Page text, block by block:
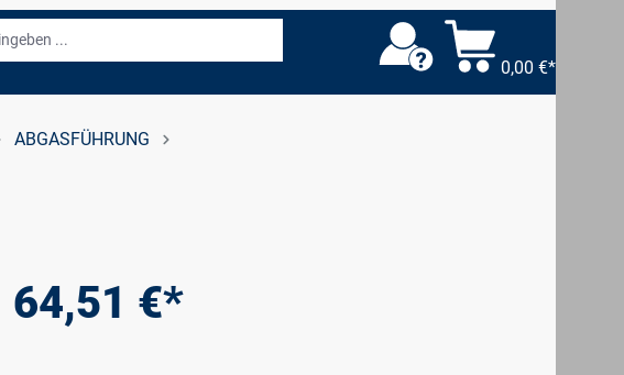
0,00 €*
ABGASFÜHRUNG
64,51 €*